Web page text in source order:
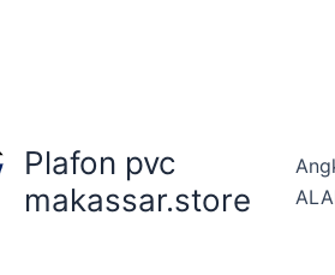
Plafon pvc
makassar.store